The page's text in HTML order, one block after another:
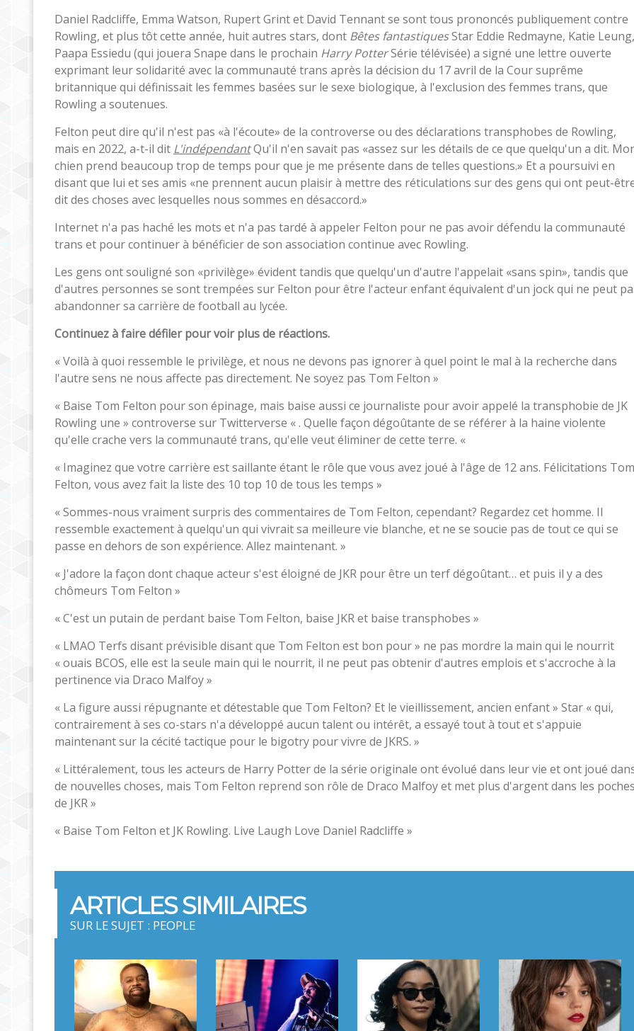
Daniel Radcliffe, Emma Watson, Rupert Grint et David Tennant se sont tous prononcés publiquement contre
Rowling, et plus tôt cette année, huit autres stars, dont Bêtes fantastiquesStar Eddie Redmayne, Katie Leung,
Paapa Essiedu (qui jouera Snape dans le prochain Harry PotterSérie télévisée) a signé une lettre ouverte
exprimant leur solidarité avec la communauté trans après la décision du 17 avril de la Cour suprême
britannique qui définissait les femmes basées sur le sexe biologique, à l'exclusion des femmes trans, que
Rowling a soutenues.
Felton peut dire qu'il n'est pas «à l'écoute» de la controverse ou des déclarations transphobes de Rowling,
mais en 2022, a-t-il dit L'indépendantQu'il n'en savait pas «assez sur les détails de ce que quelqu'un a dit.
chien prend beaucoup trop de temps pour que je me présente dans de telles questions.» Et a poursuivi en
disant que lui et ses amis «ne prennent aucun plaisir à mettre des réticulations sur des gens qui ont peut-
dit des choses avec lesquelles nous sommes en désaccord.»
Internet n'a pas haché les mots et n'a pas tardé à appeler Felton pour ne pas avoir défendu la communauté
trans et pour continuer à bénéficier de son association continue avec Rowling.
Les gens ont souligné son «privilège» évident tandis que quelqu'un d'autre l'appelait «sans spin», tandis que
d'autres personnes se sont trempées sur Felton pour être l'acteur enfant équivalent d'un jock qui ne peut
abandonner sa carrière de football au lycée.
Continuez à faire défiler pour voir plus de réactions.
« Voilà à quoi ressemble le privilège, et nous ne devons pas ignorer à quel point le mal à la recherche dans
l'autre sens ne nous affecte pas directement. Ne soyez pas Tom Felton »
« Baise Tom Felton pour son épinage, mais baise aussi ce journaliste pour avoir appelé la transphobie de JK
Rowling une » controverse sur Twitterverse « . Quelle façon dégoûtante de se référer à la haine violente
qu'elle crache vers la communauté trans, qu'elle veut éliminer de cette terre. «
« Imaginez que votre carrière est saillante étant le rôle que vous avez joué à l'âge de 12 ans. Félicitations Tom
Felton, vous avez fait la liste des 10 top 10 de tous les temps »
« Sommes-nous vraiment surpris des commentaires de Tom Felton, cependant? Regardez cet homme. Il
ressemble exactement à quelqu'un qui vivrait sa meilleure vie blanche, et ne se soucie pas de tout ce qui se
passe en dehors de son expérience. Allez maintenant. »
« J'adore la façon dont chaque acteur s'est éloigné de JKR pour être un terf dégoûtant… et puis il y a des
chômeurs Tom Felton »
« C'est un putain de perdant baise Tom Felton, baise JKR et baise transphobes »
« LMAO Terfs disant prévisible disant que Tom Felton est bon pour » ne pas mordre la main qui le nourrit
« ouais BCOS, elle est la seule main qui le nourrit, il ne peut pas obtenir d'autres emplois et s'accroche à la
pertinence via Draco Malfoy »
« La figure aussi répugnante et détestable que Tom Felton? Et le vieillissement, ancien enfant » Star « qui,
contrairement à ses co-stars n'a développé aucun talent ou intérêt, a essayé tout à tout et s'appuie
maintenant sur la cécité tactique pour le bigotry pour vivre de JKRS. »
« Littéralement, tous les acteurs de Harry Potter de la série originale ont évolué dans leur vie et ont joué
de nouvelles choses, mais Tom Felton reprend son rôle de Draco Malfoy et met plus d'argent dans les
de JKR »
« Baise Tom Felton et JK Rowling. Live Laugh Love Daniel Radcliffe »
ARTICLES SIMILAIRES
SUR LE SUJET : PEOPLE